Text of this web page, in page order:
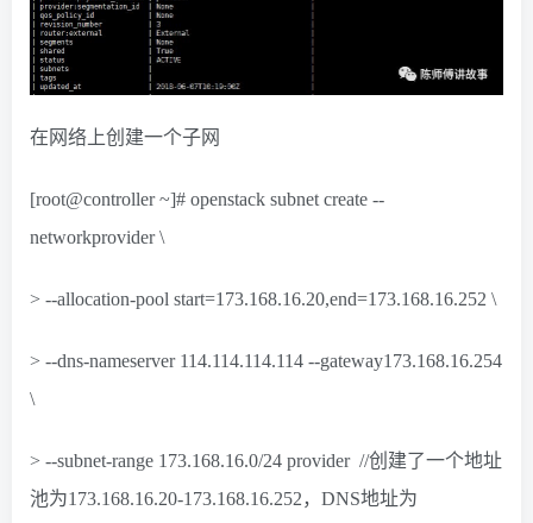
在网络上创建一个子网
[root@controller ~]# openstack subnet create --
networkprovider \
> --allocation-pool start=173.168.16.20,end=173.168.16.252 \
> --dns-nameserver 114.114.114.114 --gateway173.168.16.254
\
> --subnet-range 173.168.16.0/24 provider //创建了一个地址
池为173.168.16.20-173.168.16.252，DNS地址为